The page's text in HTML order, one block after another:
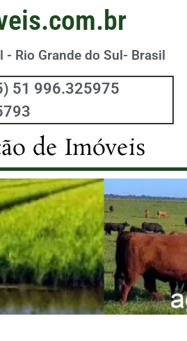
- Rio Grande do Sul- Brasil
51 996.325975
de Imóveis